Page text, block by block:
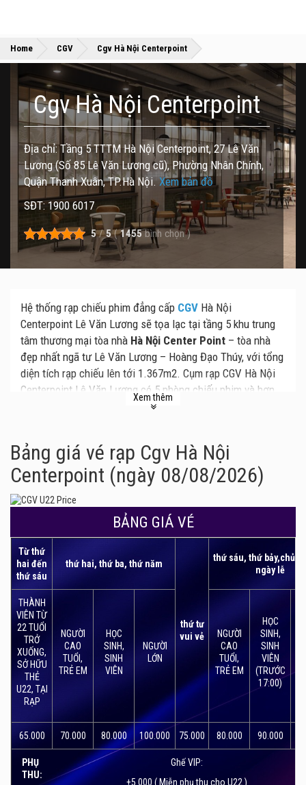
Home »
CGV »
Cgv Hà Nội Centerpoint
Cgv Hà Nội Centerpoint
Địa chỉ: Tầng 5 TTTM Hà Nội Centerpoint, 27 Lê Văn
Lương (Số 85 Lê Văn Lương cũ), Phường Nhân Chính,
Quận Thanh Xuân, TP.Hà Nội.Xem bản đồ
SĐT: 1900 6017
5 / 5 ( 1455 bình chọn)
Hệ thống rạp chiếu phim đẳng cấp CGV Hà Nội
Centerpoint Lê Văn Lương sẽ tọa lạc tại tầng 5 khu trung
tâm thương mại tòa nhà Hà Nội Center Point – tòa nhà
đẹp nhất ngã tư Lê Văn Lương – Hoàng Đạo Thúy, với tổng
diện tích rạp chiếu lên tới 1.367m2. Cụm rạp CGV Hà Nội
Centerpoint Lê Văn Lương có 5 phòng chiếu phim và hơn
779 ghế ngồi được thiết kế đặc trưng phù hợp cho từng
thiết bị âm thanh và màn chiếu với tiêu chuẩn quốc tế,
đảm bảo đem đến những trải nghiệm điện ảnh hoàn hảo
nhất cho người yêu điện ảnh.
CGV Centerpoint Lê Văn Lương
sẽ là rạp chiếu phim CGV
đầu tiên trên toàn bộ khu vực Trung Hòa Nhân Chính –
Trần Duy Hưng – Hoàng Minh Giám. Đây là tin vui lớn với
người dân khu vực lân cận như Trần Duy Hưng – Hoàng
Minh Giám – nơi vốn có mật độ cư dân rất đông đúc
nhưng lại chưa có nhiều dịch vụ giải trí cao cấp. Tiếp tục
Xem thêm
Bảng giá vé rạp Cgv Hà Nội
Centerpoint (ngày 08/08/2026)
BẢNG GIÁ VÉ
Từ thứ
hai đến
thứ sáu
thứ hai, thứ ba, thứ năm
thứ tư
vui vẻ
thứ sáu, thứ bảy,chủ
ngày lễ
THÀNH
VIÊN TỪ
22 TUỔI
TRỞ
XUỐNG,
SỞ HỮU
THẺ
U22, TẠI
RẠP
NGƯỜI
CAO
TUỔI,
TRẺ EM
HỌC
SINH,
SINH
VIÊN
NGƯỜI
LỚN
NGƯỜI
CAO
TUỔI,
TRẺ EM
HỌC
SINH,
SINH
VIÊN
(TRƯỚC
17:00)
65.000 70.000 80.000 100.000 75.000 80.000 90.000
PHỤ
THU:
Ghế VIP:
+5.000 ( Miễn phụ thu cho U22 )